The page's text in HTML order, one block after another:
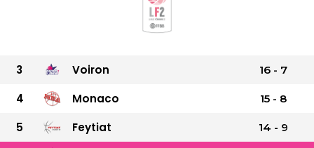
3 Voiron 16 - 7
4 Monaco 15- 8
5 Feytiat 14 - 9